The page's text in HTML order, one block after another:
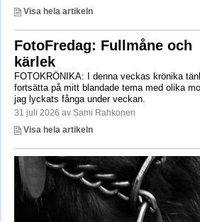
Visa hela artikeln
FotoFredag: Fullmåne och
kärlek
FOTOKRÖNIKA: I denna veckas krönika
fortsätta på mitt blandade tema med olika
jag lyckats fånga under veckan.
31 juli 2026 av Sami Rahkonen
Visa hela artikeln